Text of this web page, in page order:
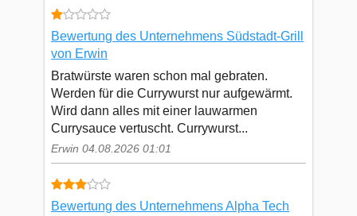
Bewertung des Unternehmens Südstadt-Grill
von Erwin
Bratwürste waren schon mal gebraten.
Werden für die Currywurst nur aufgewärmt.
Wird dann alles mit einer lauwarmen
Currysauce vertuscht. Currywurst...
Erwin 04.08.2026 01:01
Bewertung des Unternehmens Alpha Tech